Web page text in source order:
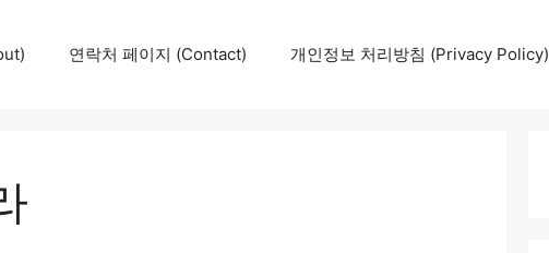
연락처 페이지 (Contact) 개인정보 처리방침 (Privacy Policy)